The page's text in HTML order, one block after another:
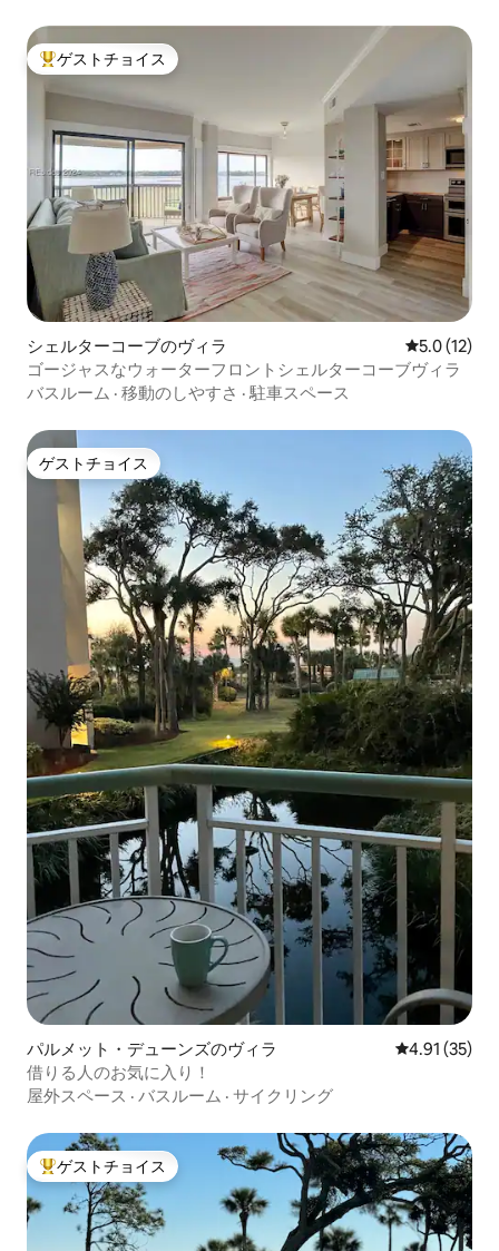
大好評のゲストチョイスです。
ゲストチョイス
シェルターコーブのヴィラ レビュー12
5.0 (12)
ゴージャスなウォーターフロントシェルターコーブヴィラ
バスルーム · 移動のしやすさ ·駐車スペース
ゲストチョイス
ゲストチョイス
パルメット・デューンズのヴィラ レビュー35
4.91 (35)
借りる人のお気に入り！
屋外スペース · バスルーム · サイクリング
大好評のゲストチョイスです。
ゲストチョイス